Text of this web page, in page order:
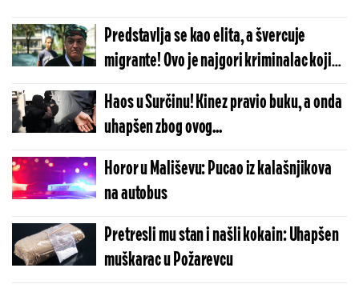
Predstavlja se kao elita, a švercuje
migrante! Ovo je najgori kriminalac koji
predvodi blokadere!
Haos u Surčinu! Kinez pravio buku, a onda
uhapšen zbog ovog...
Horor u Mališevu: Pucao iz kalašnjikova
na autobus
Pretresli mu stan i našli kokain: Uhapšen
muškarac u Požarevcu